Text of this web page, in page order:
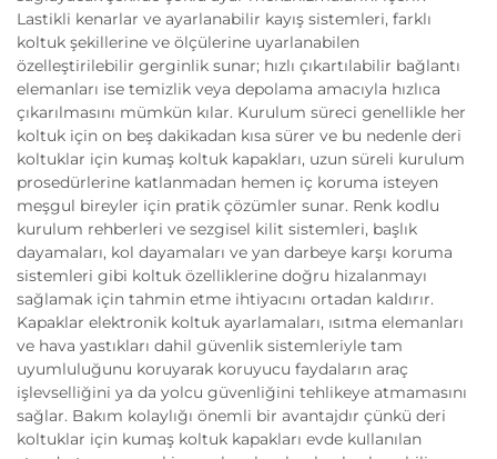
Lastikli kenarlar ve ayarlanabilir kayış sistemleri, farklı
koltuk şekillerine ve ölçülerine uyarlanabilen
özelleştirilebilir gerginlik sunar; hızlı çıkartılabilir bağlantı
elemanları ise temizlik veya depolama amacıyla hızlıca
çıkarılmasını mümkün kılar. Kurulum süreci genellikle her
koltuk için on beş dakikadan kısa sürer ve bu nedenle deri
koltuklar için kumaş koltuk kapakları, uzun süreli kurulum
prosedürlerine katlanmadan hemen iç koruma isteyen
meşgul bireyler için pratik çözümler sunar. Renk kodlu
kurulum rehberleri ve sezgisel kilit sistemleri, başlık
dayamaları, kol dayamaları ve yan darbeye karşı koruma
sistemleri gibi koltuk özelliklerine doğru hizalanmayı
sağlamak için tahmin etme ihtiyacını ortadan kaldırır.
Kapaklar elektronik koltuk ayarlamaları, ısıtma elemanları
ve hava yastıkları dahil güvenlik sistemleriyle tam
uyumluluğunu koruyarak koruyucu faydaların araç
işlevselliğini ya da yolcu güvenliğini tehlikeye atmamasını
sağlar. Bakım kolaylığı önemli bir avantajdır çünkü deri
koltuklar için kumaş koltuk kapakları evde kullanılan